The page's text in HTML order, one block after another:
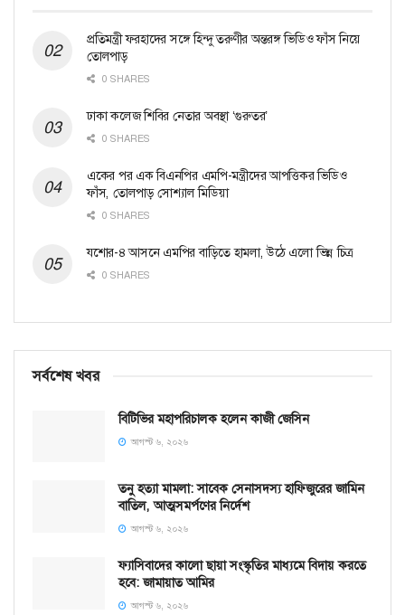
প্রতিমন্ত্রী ফরহাদের সঙ্গে হিন্দু তরুণীর অন্তরঙ্গ ভিডিও ফাঁস নিয়ে
তোলপাড়
0 SHARES
ঢাকা কলেজ শিবির নেতার অবস্থা ‘গুরুতর’
0 SHARES
একের পর এক বিএনপির এমপি-মন্ত্রীদের আপত্তিকর ভিডিও
ফাঁস, তোলপাড় সোশ্যাল মিডিয়া
0 SHARES
যশোর-৪ আসনে এমপির বাড়িতে হামলা, উঠে এলো ভিন্ন চিত্র
0 SHARES
সর্বশেষ খবর
বিটিভির মহাপরিচালক হলেন কাজী জেসিন
আগস্ট ৬, ২০২৬
তনু হত্যা মামলা: সাবেক সেনাসদস্য হাফিজুরের জামিন
বাতিল, আত্মসমর্পণের নির্দেশ
আগস্ট ৬, ২০২৬
ফ্যাসিবাদের কালো ছায়া সংস্কৃতির মাধ্যমে বিদায় করতে
হবে: জামায়াত আমির
আগস্ট ৬, ২০২৬